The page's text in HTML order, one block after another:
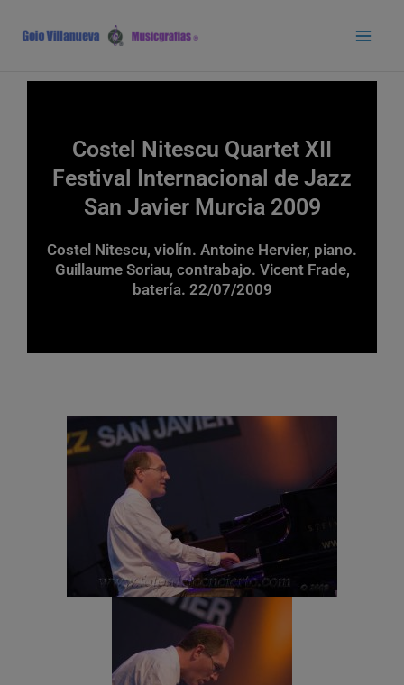
contenido
Costel Nitescu Quartet XII
Festival Internacional de Jazz
San Javier Murcia 2009
Costel Nitescu, violín. Antoine Hervier, piano.
Guillaume Soriau, contrabajo. Vicent Frade,
batería. 22/07/2009